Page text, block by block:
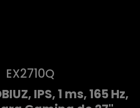
EX2710Q
IPS, 1 ms, 165 Hz,